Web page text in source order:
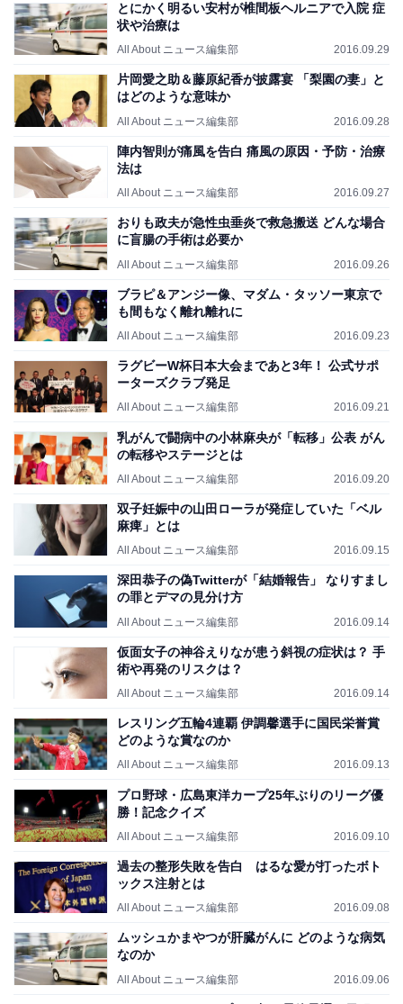
とにかく明るい安村が椎間板ヘルニアで入院 症
状や治療は
All About ニュース編集部 2016.09.29
片岡愛之助＆藤原紀香が披露宴 「梨園の妻」と
はどのような意味か
All About ニュース編集部 2016.09.28
陣内智則が痛風を告白 痛風の原因・予防・治療
法は
All About ニュース編集部 2016.09.27
おりも政夫が急性虫垂炎で救急搬送 どんな場合
に盲腸の手術は必要か
All About ニュース編集部 2016.09.26
ブラピ＆アンジー像、マダム・タッソー東京で
も間もなく離れ離れに
All About ニュース編集部 2016.09.23
ラグビーW杯日本大会まであと3年！ 公式サポ
ーターズクラブ発足
All About ニュース編集部 2016.09.21
乳がんで闘病中の小林麻央が「転移」公表 がん
の転移やステージとは
All About ニュース編集部 2016.09.20
双子妊娠中の山田ローラが発症していた「ベル
麻痺」とは
All About ニュース編集部 2016.09.15
深田恭子の偽Twitterが「結婚報告」 なりすまし
の罪とデマの見分け方
All About ニュース編集部 2016.09.14
仮面女子の神谷えりなが患う斜視の症状は？ 手
術や再発のリスクは？
All About ニュース編集部 2016.09.14
レスリング五輪4連覇 伊調馨選手に国民栄誉賞
どのような賞なのか
All About ニュース編集部 2016.09.13
プロ野球・広島東洋カープ25年ぶりのリーグ優
勝！記念クイズ
All About ニュース編集部 2016.09.10
過去の整形失敗を告白 はるな愛が打ったボト
ックス注射とは
All About ニュース編集部 2016.09.08
ムッシュかまやつが肝臓がんに どのような病気
なのか
All About ニュース編集部 2016.09.06